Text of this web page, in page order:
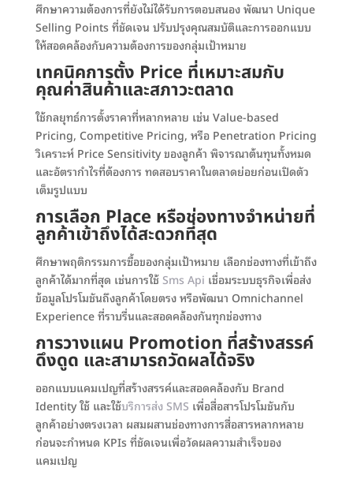
ศึกษาความต้องการที่ยังไม่ได้รับการตอบสนอง พัฒนา Unique
Selling Points ที่ชัดเจน ปรับปรุงคุณสมบัติและการออกแบบ
ให้สอดคล้องกับความต้องการของกลุ่มเป้าหมาย
เทคนิคการตั้ง Price ที่เหมาะสมกับ
คุณค่าสินค้าและสภาวะตลาด
ใช้กลยุทธ์การตั้งราคาที่หลากหลาย เช่น Value-based
Pricing, Competitive Pricing, หรือ Penetration Pricing
วิเคราะห์ Price Sensitivity ของลูกค้า พิจารณาต้นทุนทั้งหมด
และอัตรากำไรที่ต้องการ ทดสอบราคาในตลาดย่อยก่อนเปิดตัว
เต็มรูปแบบ
การเลือก Place หรือช่องทางจำหน่ายที่
ลูกค้าเข้าถึงได้สะดวกที่สุด
ศึกษาพฤติกรรมการซื้อของกลุ่มเป้าหมาย เลือกช่องทางที่เข้าถึง
ลูกค้าได้มากที่สุด เช่นการใช้ Sms Api เชื่อมระบบธุรกิจเพื่อส่ง
ข้อมูลโปรโมชันถึงลูกค้าโดยตรง หรือพัฒนา Omnichannel
Experience ที่ราบรื่นและสอดคล้องกันทุกช่องทาง
การวางแผน Promotion ที่สร้างสรรค์
ดึงดูด และสามารถวัดผลได้จริง
ออกแบบแคมเปญที่สร้างสรรค์และสอดคล้องกับ Brand
Identity ใช้ และใช้บริการส่ง SMS เพื่อสื่อสารโปรโมชันกับ
ลูกค้าอย่างตรงเวลา ผสมผสานช่องทางการสื่อสารหลากหลาย
ก่อนจะกำหนด KPIs ที่ชัดเจนเพื่อวัดผลความสำเร็จของ
แคมเปญ